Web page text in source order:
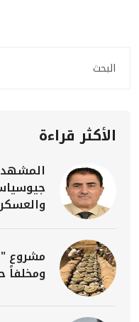
الأكثر قراءة
المشهد
ومخلفاً